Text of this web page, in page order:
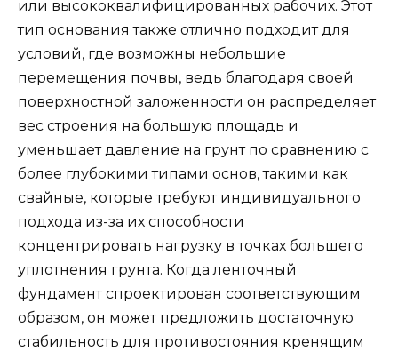
или высококвалифицированных рабочих. Этот
тип основания также отлично подходит для
условий, где возможны небольшие
перемещения почвы, ведь благодаря своей
поверхностной заложенности он распределяет
вес строения на большую площадь и
уменьшает давление на грунт по сравнению с
более глубокими типами основ, такими как
свайные, которые требуют индивидуального
подхода из-за их способности
концентрировать нагрузку в точках большего
уплотнения грунта. Когда ленточный
фундамент спроектирован соответствующим
образом, он может предложить достаточную
стабильность для противостояния кренящим